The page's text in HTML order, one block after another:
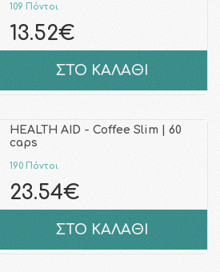
109 Πόντοι
13.52€
ΣΤΟ ΚΑΛΑΘΙ
HEALTH AID - Coffee Slim | 60
caps
190 Πόντοι
23.54€
ΣΤΟ ΚΑΛΑΘΙ